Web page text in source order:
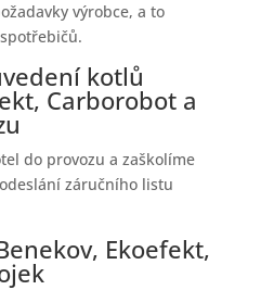
výrobce, a to
kotlů
Carborobot a
do provozu a zaškolíme
záručního listu
Ekoefekt,